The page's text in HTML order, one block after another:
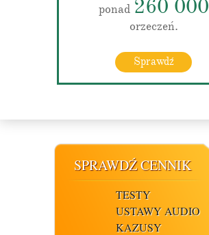
ponad 260 000
orzeczeń.
Sprawdź
SPRAWDŹ CENNIK
TESTY
USTAWY AUDIO
KAZUSY